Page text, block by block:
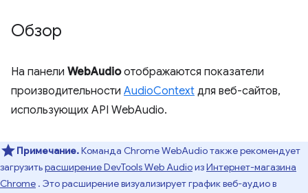
Обзор
На панели WebAudioотображаются показатели
производительности AudioContext для веб-сайтов,
использующих API WebAudio.
Примечание.Команда Chrome WebAudio также рекомендует
загрузитьрасширение DevTools Web AudioизИнтернет-магазина
Chrome . Это расширение визуализирует график веб-аудио в